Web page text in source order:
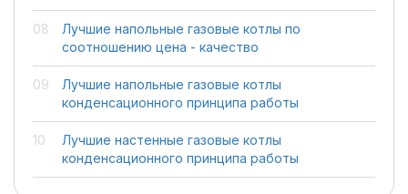
Лучшие напольные газовые котлы по
соотношению цена - качество
Лучшие напольные газовые котлы
конденсационного принципа работы
Лучшие настенные газовые котлы
конденсационного принципа работы